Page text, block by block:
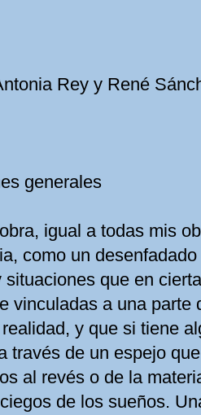
Rey y René
generales
igual a todas mis
como un
situaciones que en
vinculadas a una parte
y que si tiene
través de un espejo
al revés o de la
de los sueños.